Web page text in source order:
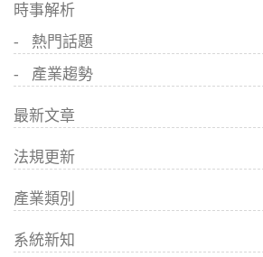
時事解析
熱門話題
產業趨勢
最新文章
法規更新
產業類別
系統新知